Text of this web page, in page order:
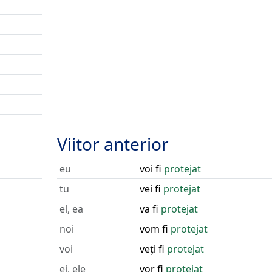
Viitor anterior
eu voi fi protejat
tu
vei fi protejat
el, ea
va fi protejat
noi
vom fi protejat
voi
veți fi protejat
ei, ele
vor fi protejat